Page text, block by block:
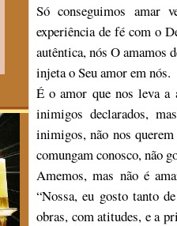
Só conseguimos amar
experiência de fé com o
autêntica, nós O amamos
injeta o Seu amor em nós.
É o amor que nos leva a
inimigos declarados,
inimigos, não nos
comungam conosco, não
Amemos, mas não é
“Nossa, eu gosto tanto
obras, com atitudes, e a